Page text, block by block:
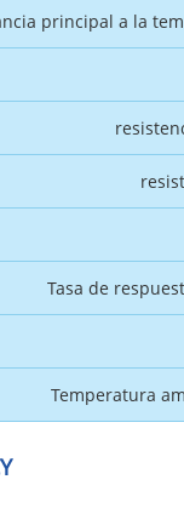
principal a la
Tasa de
Temperatura